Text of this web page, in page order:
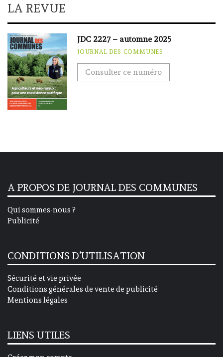
LA REVUE
JDC 2227 – automne 2025
JOURNAL DES COMMUNES
Consulter ce numéro
A PROPOS DE JOURNAL DES COMMUNES
Qui sommes-nous ?
Publicité
CONDITIONS D’UTILISATION
Sécurité et vie privée
Conditions générales de vente de publicité
Mentions légales
LIENS UTILES